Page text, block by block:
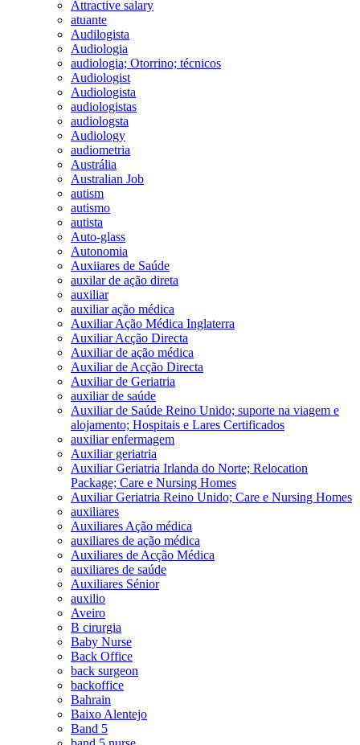
Attractive salary
atuante
Audilogista
Audiologia
audiologia; Otorrino; técnicos
Audiologist
Audiologista
audiologistas
audiologsta
Audiology
audiometria
Austrália
Australian Job
autism
autismo
autista
Auto-glass
Autonomia
Auxiiares de Saúde
auxilar de ação direta
auxiliar
auxiliar ação médica
Auxiliar Ação Médica Inglaterra
Auxiliar Acção Directa
Auxiliar de ação médica
Auxiliar de Acção Directa
Auxiliar de Geriatria
auxiliar de saúde
Auxiliar de Saúde Reino Unido; suporte na viagem e
alojamento; Hospitais e Lares Certificados
auxiliar enfermagem
Auxiliar geriatria
Auxiliar Geriatria Irlanda do Norte; Relocation
Package; Care e Nursing Homes
Auxiliar Geriatria Reino Unido; Care e Nursing Homes
auxiliares
Auxiliares Ação médica
auxiliares de ação médica
Auxiliares de Acção Médica
auxiliares de saúde
Auxiliares Sénior
auxilio
Aveiro
B cirurgia
Baby Nurse
Back Office
back surgeon
backoffice
Bahrain
Baixo Alentejo
Band 5